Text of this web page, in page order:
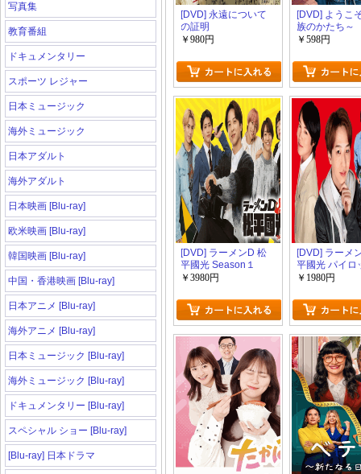
写真集
教育番組
ドキュメンタリー
スポーツ レジャー
日本ミュージック
海外ミュージック
日本アダルト
海外アダルト
日本映画 [Blu-ray]
欧米映画 [Blu-ray]
韓国映画 [Blu-ray]
中国・香港映画 [Blu-ray]
日本アニメ [Blu-ray]
海外アニメ [Blu-ray]
日本ミュージック [Blu-ray]
海外ミュージック [Blu-ray]
ドキュメンタリー [Blu-ray]
スペシャル ショー [Blu-ray]
[Blu-ray] 日本ドラマ
[DVD] 永遠について
の証明
￥980円
[DVD] ようこ
族のかたち～
￥598円
[DVD] ラーメンD 松
平國光 Season１
￥3980円
[DVD] ラーメ
平國光 パイロ
￥1980円